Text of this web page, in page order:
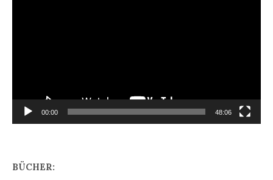
00:00 48:06
BÜCHER: